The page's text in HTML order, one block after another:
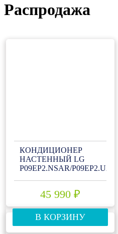
Распродажа
КОНДИЦИОНЕР
НАСТЕННЫЙ LG
P09EP2.NSAR/P09EP2.UA3R
45 990 ₽
В КОРЗИНУ